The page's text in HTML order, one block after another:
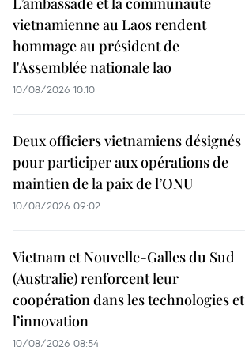
vietnamienne au Laos rendent
hommage au président de
l'Assemblée nationale lao
10/08/2026 10:10
Deux officiers vietnamiens désignés
pour participer aux opérations de
maintien de la paix de l’ONU
10/08/2026 09:02
Vietnam et Nouvelle-Galles du Sud
(Australie) renforcent leur
coopération dans les technologies et
l’innovation
10/08/2026 08:54